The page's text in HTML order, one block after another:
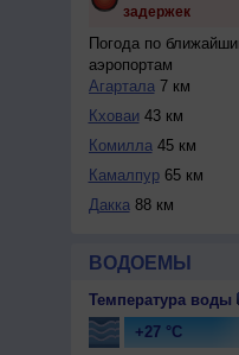
задержек
Погода по
аэропортам
Агартала7 км
Кховаи 43 км
Комилла45 км
Камалпур65 км
Дакка88 км
ВОДОЕМЫ
Температура воды
+27 °C